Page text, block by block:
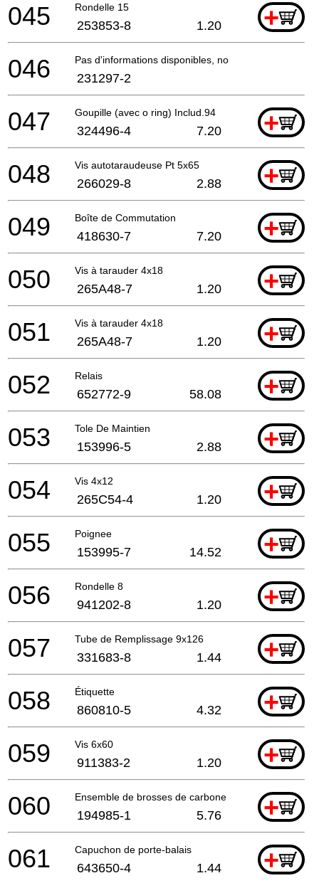
Rondelle 15 +
045 253853-8 1.20
Pas d'informations disponibles, non commandable
046 231297-2
Goupille (avec o ring) Includ.94 +
047 324496-4 7.20
Vis autotaraudeuse Pt 5x65 +
048 266029-8 2.88
Boîte de Commutation +
049 418630-7 7.20
Vis à tarauder 4x18 +
050 265A48-7 1.20
Vis à tarauder 4x18 +
051 265A48-7 1.20
Relais +
052 652772-9 58.08
Tole De Maintien +
053 153996-5 2.88
Vis 4x12 +
054 265C54-4 1.20
Poignee +
055 153995-7 14.52
Rondelle 8 +
056 941202-8 1.20
Tube de Remplissage 9x126 +
057 331683-8 1.44
Étiquette +
058 860810-5 4.32
Vis 6x60 +
059 911383-2 1.20
Ensemble de brosses de carbone Cb-153+
060 194985-1 5.76
Capuchon de porte-balais +
061 643650-4 1.44